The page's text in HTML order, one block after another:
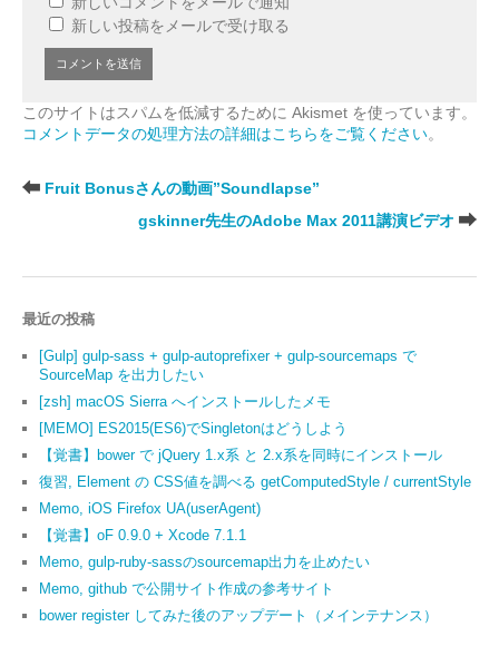
新しい投稿をメールで受け取る
このサイトはスパムを低減するために Akismet を使っています。
コメントデータの処理方法の詳細はこちらをご覧ください。
Fruit Bonusさんの動画”Soundlapse”
gskinner先生のAdobe Max 2011講演ビデオ
最近の投稿
[Gulp] gulp-sass + gulp-autoprefixer + gulp-sourcemaps で
SourceMap を出力したい
[zsh] macOS Sierra へインストールしたメモ
[MEMO] ES2015(ES6)でSingletonはどうしよう
【覚書】bower で jQuery 1.x系 と 2.x系を同時にインストール
復習, Element の CSS値を調べる getComputedStyle / currentStyle
Memo, iOS Firefox UA(userAgent)
【覚書】oF 0.9.0 + Xcode 7.1.1
Memo, gulp-ruby-sassのsourcemap出力を止めたい
Memo, github で公開サイト作成の参考サイト
bower register してみた後のアップデート（メインテナンス）